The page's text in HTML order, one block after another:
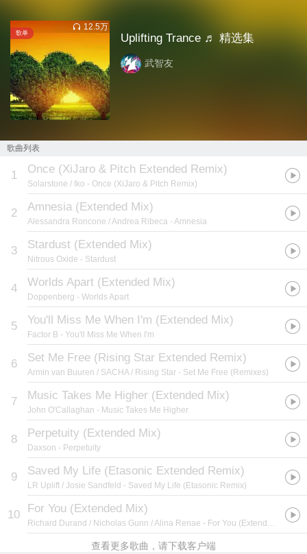
歌单
12.5万
Uplifting Trance ♬ 精选集
武智友
歌曲列表
1 Once (XiJaro & Pitch Extended Remix)
Solarstone / Iko - Once (XiJaro & Pitch Remix)
2 Amnesia (Extended Mix)
Alessandra Roncone / Andrea Ribeca - Amnesia
3 Stardust (Extended Mix)
Nitrous Oxide - Stardust
4 Worlds Apart (Extended Mix)
Doppenberg - Worlds Apart
5 You'll Miss Me When I'm (Extended Mix)
Factor B - You'll Miss Me When I'm
6 Set Me Free (Rising Star Extended Remix)
Armin van Buuren / SACHA / Rising Star - Set Me Free (Remixes)
7 Music Takes Me Higher (Extended Mix)
John O'Callaghan - Music Takes Me Higher
8 Perpetuity (Extended Mix)
Daxson - Perpetuity
9 Saved My Life (Etasonic Extended Remix)
LR Uplift / Josie Sandfeld - Saved My Life (Etasonic Remix)
10 For You (Extended Mix)
Richard Durand / Nicholas Gunn / Alina Renae - For You (Extended Mix)
查看更多歌曲，请下载客户端